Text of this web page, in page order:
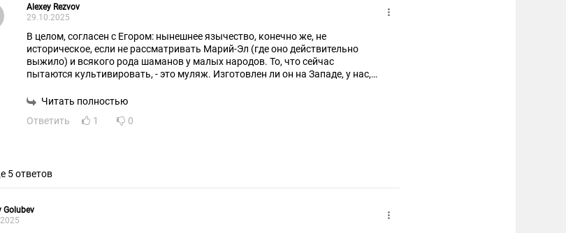
Alexey Rezvov
29.10.2025
В целом, согласен с Егором: нынешнее язычество, конечно же, не
историческое, если не рассматривать Марий-Эл (где оно действительно
выжило) и всякого рода шаманов у малых народов. То, что сейчас
пытаются культивировать, - это муляж. Изготовлен ли он на Западе, у нас,
Читать полностью
Ответить
1 0
5 ответов
Golubev